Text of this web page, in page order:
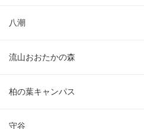
八潮
流山おおたかの森
柏の葉キャンパス
守谷